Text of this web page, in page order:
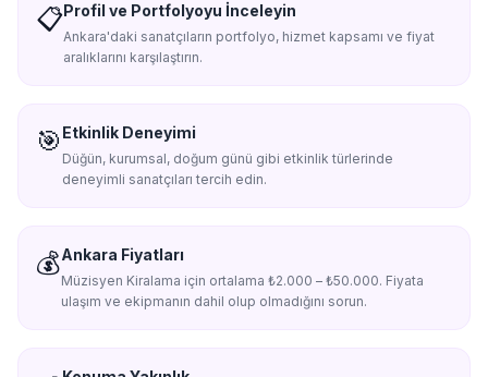
📋Profil ve Portfolyoyu İnceleyin
Ankara'daki sanatçıların portfolyo, hizmet kapsamı ve fiyat
aralıklarını karşılaştırın.
🎯 Etkinlik Deneyimi
Düğün, kurumsal, doğum günü gibi etkinlik türlerinde
deneyimli sanatçıları tercih edin.
💰Ankara Fiyatları
Müzisyen Kiralama için ortalama ₺2.000 – ₺50.000. Fiyata
ulaşım ve ekipmanın dahil olup olmadığını sorun.